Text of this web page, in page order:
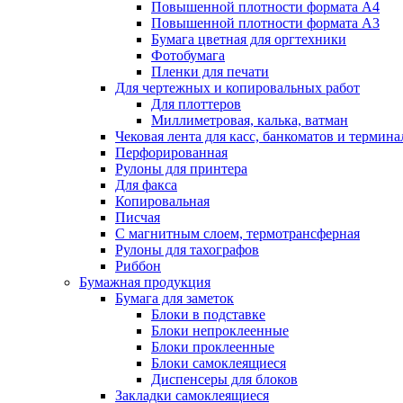
Повышенной плотности формата А4
Повышенной плотности формата А3
Бумага цветная для оргтехники
Фотобумага
Пленки для печати
Для чертежных и копировальных работ
Для плоттеров
Миллиметровая, калька, ватман
Чековая лента для касс, банкоматов и
Перфорированная
Рулоны для принтера
Для факса
Копировальная
Писчая
С магнитным слоем, термотрансферная
Рулоны для тахографов
Риббон
Бумажная продукция
Бумага для заметок
Блоки в подставке
Блоки непроклеенные
Блоки проклеенные
Блоки самоклеящиеся
Диспенсеры для блоков
Закладки самоклеящиеся